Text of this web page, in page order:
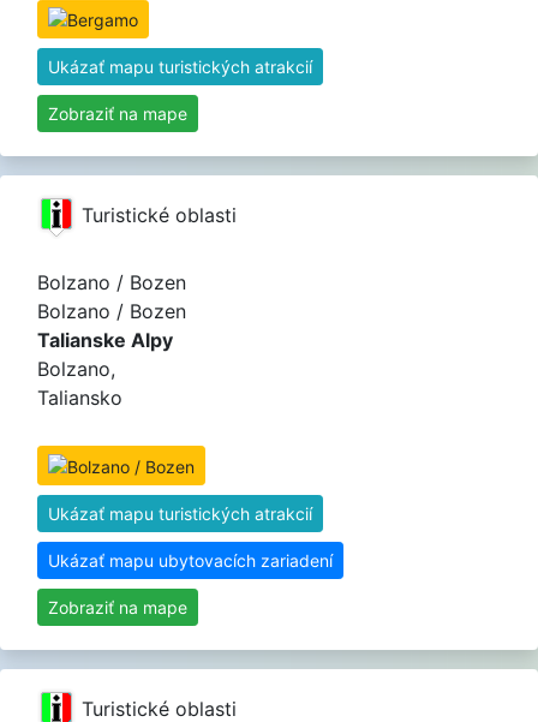
Ukázať mapu turistických atrakcií
Zobraziť na mape
Turistické oblasti
Bolzano / Bozen
Bolzano / Bozen
Talianske Alpy
Bolzano,
Taliansko
Ukázať mapu turistických atrakcií
Ukázať mapu ubytovacích zariadení
Zobraziť na mape
Turistické oblasti